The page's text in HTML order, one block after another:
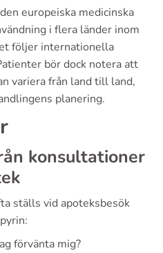
europeiska medicinska
i flera länder inom
följer internationella
bör dock notera att
variera från land till land,
planering.
konsultationer
ställs vid apoteksbesök
förvänta mig?